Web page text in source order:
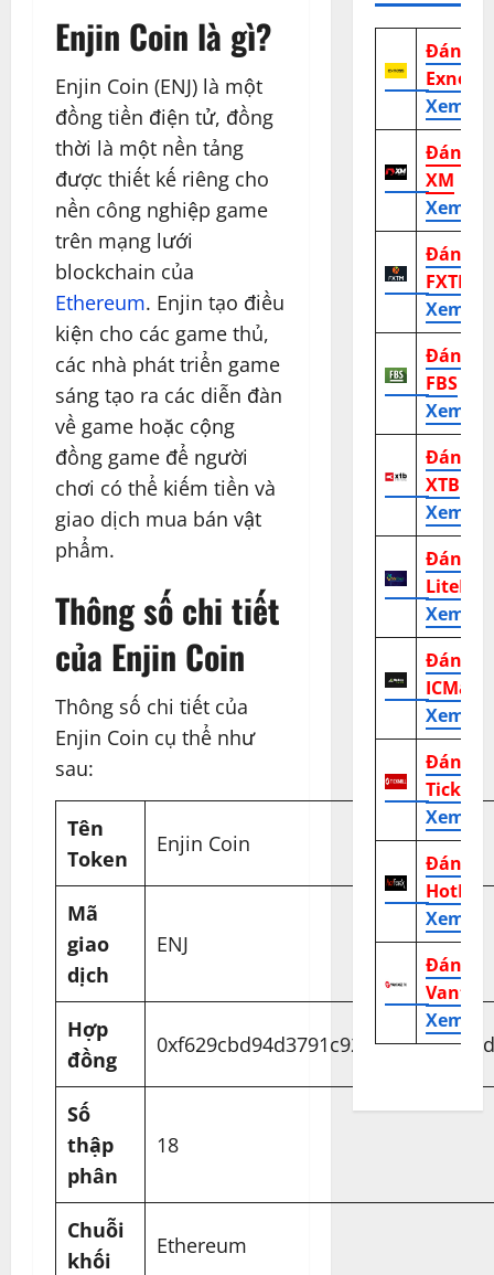
Enjin Coin là gì?
Enjin Coin (ENJ) là một
đồng tiền điện tử, đồng
thời là một nền tảng
được thiết kế riêng cho
nền công nghiệp game
trên mạng lưới
blockchain của
Ethereum. Enjin tạo điều
kiện cho các game thủ,
các nhà phát triển game
sáng tạo ra các diễn đàn
về game hoặc cộng
đồng game để người
chơi có thể kiếm tiền và
giao dịch mua bán vật
phẩm.
Thông số chi tiết
của Enjin Coin
Thông số chi tiết của
Enjin Coin cụ thể như
sau:
Tên
Token
Enjin Coin
Mã
giao
dịch
ENJ
Hợp
đồng
Số
thập
phân
18
Chuỗi
khối
Ethereum
Đánh
Exness
Xem
Đánh
XM
Xem
Đánh
FXTM
Xem
Đánh
FBS
Xem
Đánh
XTB
Xem
Đánh
Xem
Đánh
Xem
Đánh
TickMill
Xem
Đánh
Xem
Đánh
Xem